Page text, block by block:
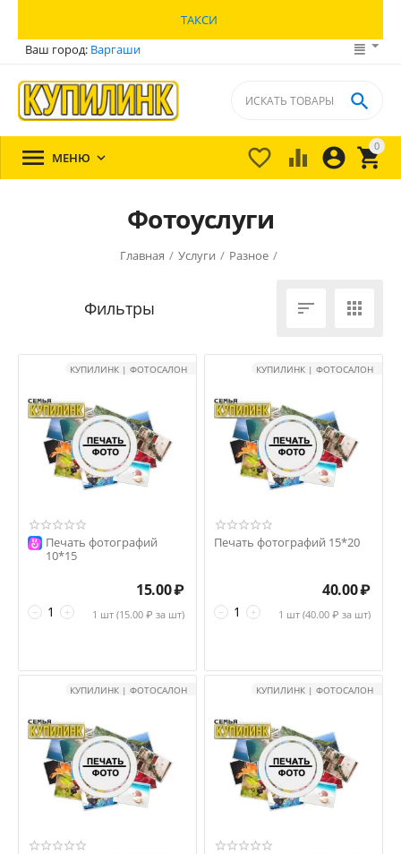
ТАКСИ
Ваш город: Варгаши
0


 

 МЕНЮ 
Фотоуслуги
Главная / Услуги / Разное /
 
КУПИЛИНК | ФОТОСАЛОН
Печать фотографий
10*15
+
−
15.00₽
1 шт (15.00 ₽ за шт)
КУПИЛИНК | ФОТОСАЛОН
Печать фотографий 15*20
+
−
40.00₽
1 шт (40.00 ₽ за шт)
КУПИЛИНК | ФОТОСАЛОН КУПИЛИНК | ФОТОСАЛОН